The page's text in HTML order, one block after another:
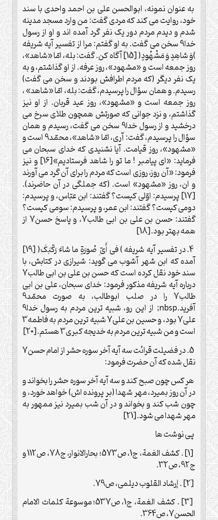
به عنوان نمونه، ابوالحسن علی بن احمد واحدی با سند
خود، روایت می کند که مردی گفت: من وارد مسجد مدینه
شدم و دیدم مردم دور یک نفر گرد آمده اند و او از رسول
خدا9 سخن می گفت. به او گفتم: مرا از تفسیر آیه شریفه
)وَ شاهِدٍ وَ مَشْهُودٍ( [15] آگاه کن. گفت: بله، امّا «شاهد»،
روز جمعه است و «مشهود»، روز عرفه. از او گذاشتم، و به
یک نفر دیگر (که مردم اطرافش بودند و سخن می گفت)
رسیدم. و همان سؤال را پرسیدم، گفت: بله، امّا «شاهد» ،
روز جمعه است و «مشهود»، روز عید قربان. از او نیز
گذاشتم، و نزد جوانی که صورتش همچون طلای سرخ می
درخشید و از رسول خدا9 سخن می گفت، رسیدم و همان
سؤال را پرسیدم، گفت: آری، امّا «شاهد»، محمّد9 است و
«مشهود»، روز قیامت. آیا نشنیدی که خدای سبحان می
فرماید: «ای پیامبر ! ما تو را شاهد فرستادیم»[16] و نیز
فرمود: «آن روز، روزی است که مردم را برای آن گرد می آورند
و ان، روز «مشهود» است. (که جملگی در آن حاضرند).
[17] پرسیدم: اوّلی کیست؟ گفتند: ابن عبّاس، و پرسیدم:
دومی کیست؟ گفتند: ابن عمر، و پرسیدم: سومی کیست؟
گفتند: حسن بن علی بن ابی طالب7، و پاسخ حسن7 از
همه بهتر بود.[18]
4. در تفسیر آیه شریفه ) فی أَیّ ِ صُورَةٍ ما شاءَ رَکّبَکَ( [19]
آمده که ابن شهر آشوب می گوید: شیرازی در کتابش، با
سند خود نقل کرده است که حسن بن علی بن ابی طالب7
درباره آیه شریفه مذکور فرمود: خدای سبحان، علی بن ابی
طالب7 را در صلب ابوطالب، به صورت محمّد9
آفرید.nbsp ; از این رو، شبیه ترین مردم به رسول خدا9
علی7 بود، و حسین بن علی7 شبیه ترین مردم به فاطمه3
است و من شبیه ترین مردم به خدیجه کبری3 هستم.[20]
5. در فضیلت قرائت سه آیه آخر سوره حشر از امام حسن7
نقل شده که آن حضرت فرمود:
هر کس چون صبح کند و سه آیه آخر سوره حشر را بخواند و
در آن روز بمیرد، مهر شهدا (بر پرونده اش) خواهد خورد، و
چون شب کند و بخواند و در آن شب بمیرد نیز ممهور به
مهر شهدا می شود.[21]
پی نوشت ها
[1] . کشف الغمة، ج1، ص573؛ بحارالانوار، ج78، ص112 و
ج92، ص32.
[2] . إرشاد القلوب دیلمی، ص79.
[3] . کشف الغمة، ج1، ص537؛ موسوعة کلمات الامام
الحسن7، ص364.